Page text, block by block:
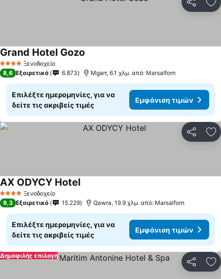
4 ΑστέριαΞενοδοχείο
Grand Hotel Gozo
8,6 Εξαιρετικό 6.873 Mgarr, 6.1 χλμ. από: Marsalforn
Επιλέξτε ημερομηνίες, για να
δείτε τις ακριβείς τιμές
Εμφάνιση τιμών
4 ΑστέριαΞενοδοχείο
AX ODYCY HotelΕμφάνιση τιμών
9,3 Εξαιρετικό 15.229 Qawra, 19.9 χλμ. από: Marsalforn
Επιλέξτε ημερομηνίες, για να
δείτε τις ακριβείς τιμές
Εμφάνιση τιμών
Δημοφιλής επιλογή